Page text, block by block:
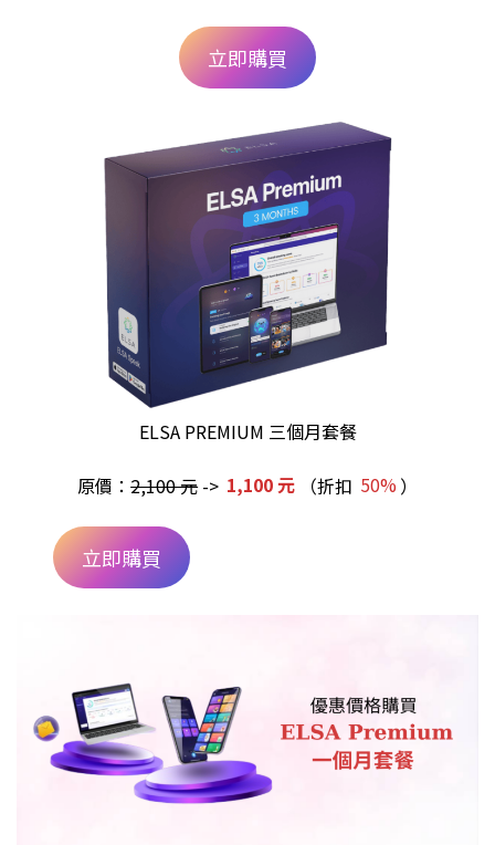
立即購買
ELSA PREMIUM 三個月套餐
原價：2,100 元-> 1,100 元 （折扣 50% ）
立即購買